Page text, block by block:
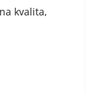
kvalita,